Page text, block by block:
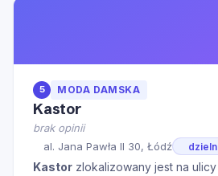
5 MODA DAMSKA
Kastor
brak opinii
al. Jana Pawła II 30, Łódź
Kastor zlokalizowany jest na ulicy